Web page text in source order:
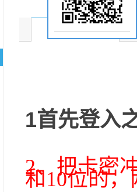
商品介绍
1首先登入
2、把卡密
和10位的